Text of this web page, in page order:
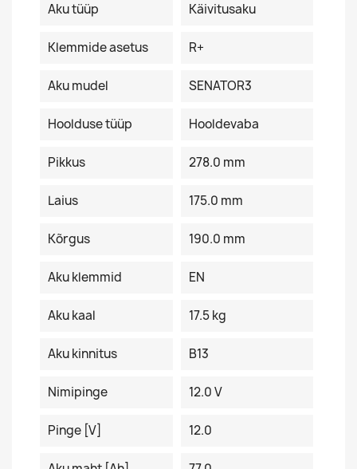
Aku tüüp Käivitusaku
Klemmide asetus R+
Aku mudel SENATOR3
Hoolduse tüüp Hooldevaba
Pikkus 278.0 mm
Laius 175.0 mm
Kõrgus 190.0 mm
Aku klemmid EN
Aku kaal 17.5 kg
Aku kinnitus B13
Nimipinge 12.0 V
Pinge [V] 12.0